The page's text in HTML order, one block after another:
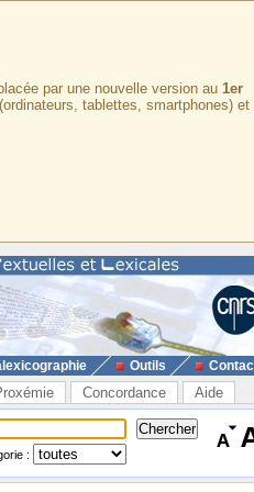
par une nouvelle version au 1er
tablettes, smartphones) et
Outils
Concordance Aide
: